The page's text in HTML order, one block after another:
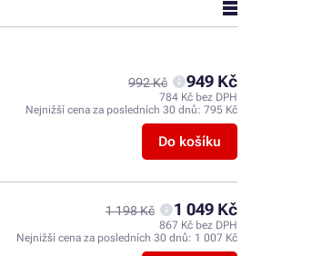
992 Kč 949 Kč
784 Kč bez DPH
Nejnižší cena za posledních 30 dnů: 795 Kč
Do košíku
1 198 Kč 1 049 Kč
867 Kč bez DPH
Nejnižší cena za posledních 30 dnů: 1 007 Kč